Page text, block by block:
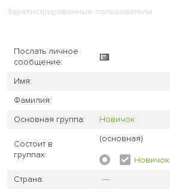
Зарегистрированные пользователи
Послать личное
сообщение:
Имя:
Фамилия:
Основная группа:
Новичок
Состоит в
группах:
(основная)
Новичок
Страна:
---